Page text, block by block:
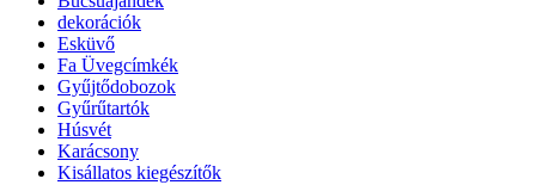
dekorációk
Esküvő
Fa Üvegcímkék
Gyűjtődobozok
Gyűrűtartók
Húsvét
Karácsony
Kisállatos kiegészítők